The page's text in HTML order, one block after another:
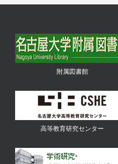
附属図書館
高等教育研究センター